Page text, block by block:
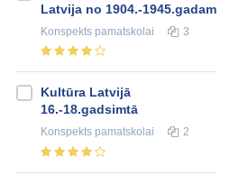
Latvija no 1904.-1945.gadam
Konspekts pamatskolai 3
Kultūra Latvijā
16.-18.gadsimtā
Konspekts pamatskolai 2